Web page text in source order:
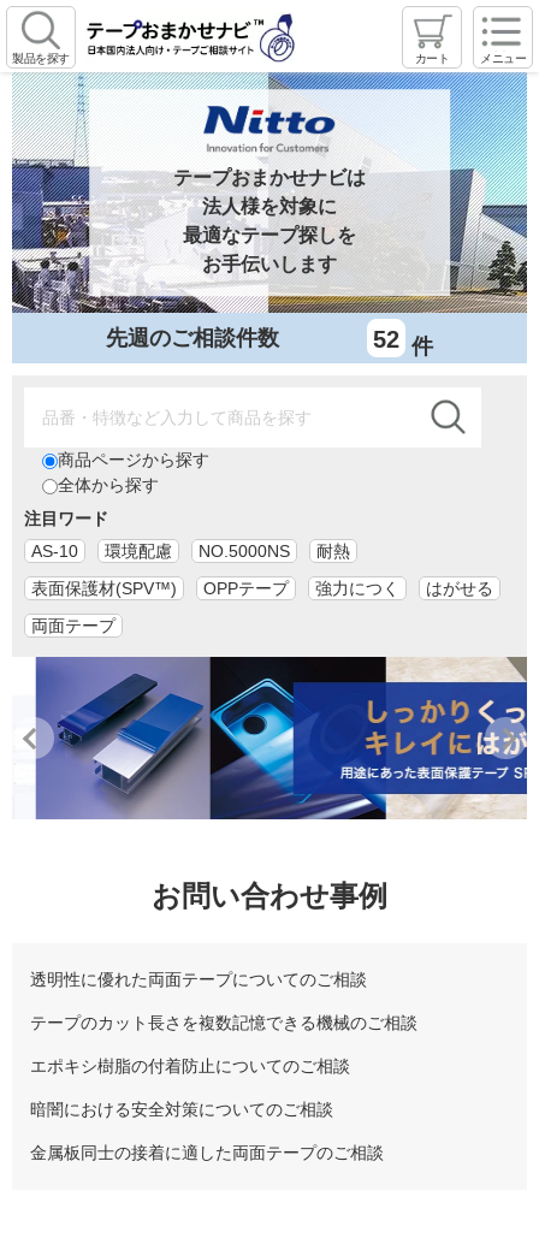
製品を探す カート メニュー
テープおまかせナビは
法人様を対象に
最適なテープ探しを
お手伝いします
先週のご相談件数 52 件
商品ページから探す
全体から探す
注目ワード
AS-10
環境配慮 NO.5000NS
耐熱
表面保護材(SPV™)
OPPテープ 強力につく
はがせる
両面テープ
お問い合わせ事例
透明性に優れた両面テープについてのご相談
テープのカット長さを複数記憶できる機械のご相談
エポキシ樹脂の付着防止についてのご相談
暗闇における安全対策についてのご相談
金属板同士の接着に適した両面テープのご相談